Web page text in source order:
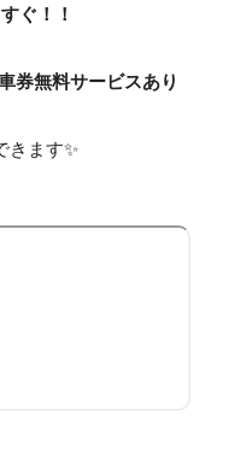
ぐ！！
券無料サービスあり
ます✨